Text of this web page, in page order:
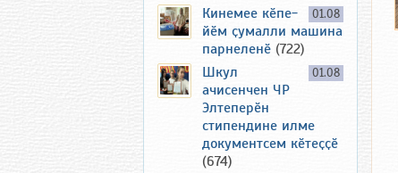
01.08
Кинемее кӗпе-
йӗм ҫумалли машина
парнеленӗ (722)
01.08
Шкул
ачисенчен ЧР
Элтеперӗн
стипендине илме
документсем кӗтеҫҫӗ
(674)